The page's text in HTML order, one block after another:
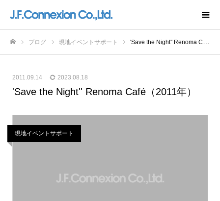
ブログ 現地イベントサポート 'Save the Night'' Renoma Café（2011年）
2011.09.14 2023.08.18
'Save the Night'' Renoma Café（2011年）
現地イベントサポート